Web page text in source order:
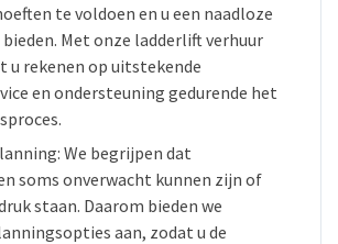
te voldoen en u een naadloze
Met onze ladderlift verhuur
u rekenen op uitstekende
en ondersteuning gedurende het
We begrijpen dat
soms onverwacht kunnen zijn of
staan. Daarom bieden we
aan, zodat u de